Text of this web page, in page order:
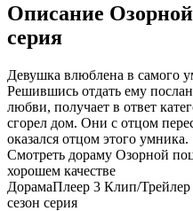
Описание Озорной
серия
Девушка влюблена в самого
Решившись отдать ему
любви, получает в ответ
сгорел дом. Они с отцом
оказался отцом этого умника.
Смотреть дораму Озорной
хорошем качестве
ДорамаПлеер 3 Клип/Трейлер
сезон серия